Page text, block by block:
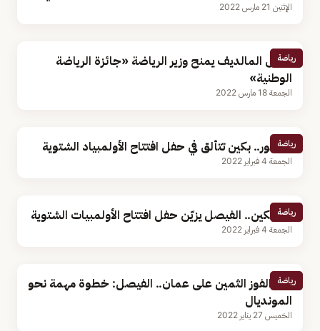
الإثنين 21 مارس 2022
رياضة
رئيس المالديف يمنح وزير الرياضة «جائزة الرياضة
الوطنية»
الجمعة 18 مارس 2022
رياضة
بالصور.. بكين تتألق في حفل افتتاح الأولمبياد الشتوية
الجمعة 4 فبراير 2022
رياضة
هنا بكين.. الفيصل يزيّن حفل افتتاح الأولمبيات الشتوية
الجمعة 4 فبراير 2022
رياضة
بعد الفوز الثمين على عمان.. الفيصل: خطوة مهمة نحو
المونديال
الخميس 27 يناير 2022